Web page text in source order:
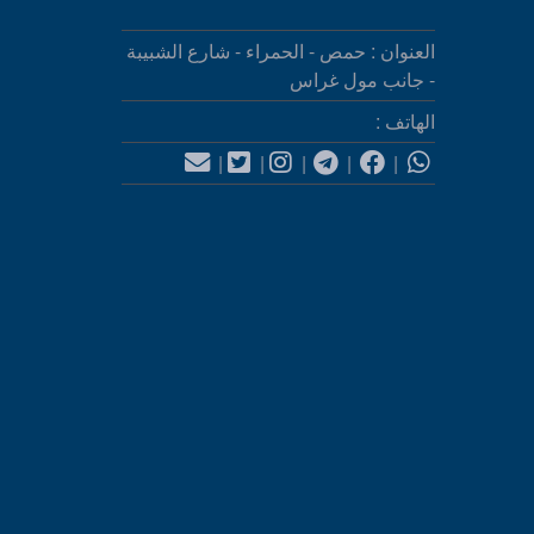
العنوان : حمص - الحمراء - شارع الشبيبة
- جانب مول غراس
الهاتف :
|
|
|
|
|